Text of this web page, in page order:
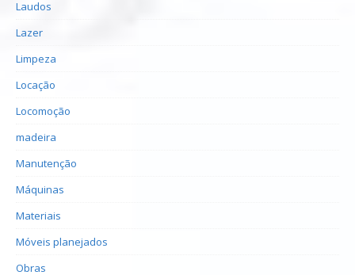
Laudos
Lazer
Limpeza
Locação
Locomoção
madeira
Manutenção
Máquinas
Materiais
Móveis planejados
Obras